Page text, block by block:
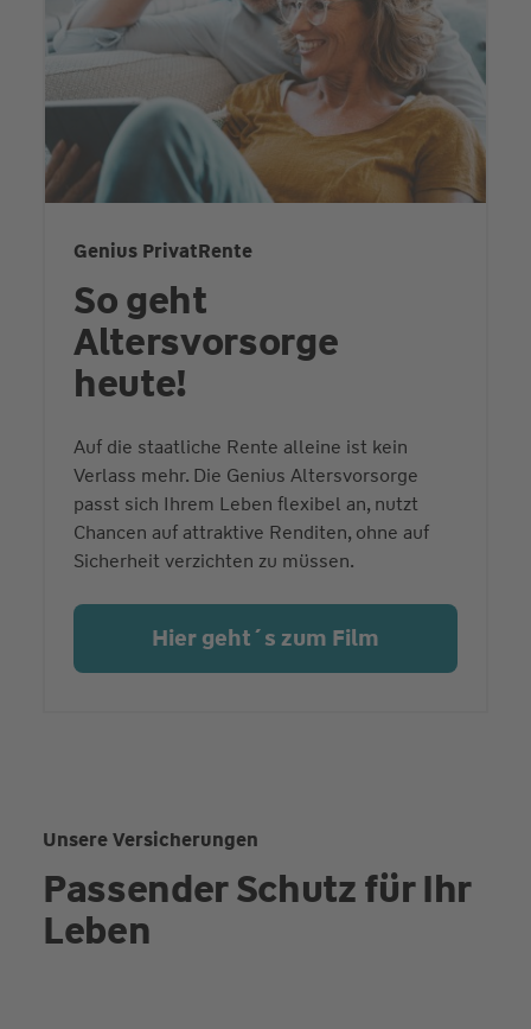
Genius PrivatRente
So geht
Altersvorsorge
heute!
Auf die staatliche Rente alleine ist kein
Verlass mehr. Die Genius Altersvorsorge
passt sich Ihrem Leben flexibel an, nutzt
Chancen auf attraktive Renditen, ohne auf
Sicherheit verzichten zu müssen.
Hier geht´s zum Film
Unsere Versicherungen
Passender Schutz für Ihr
Leben